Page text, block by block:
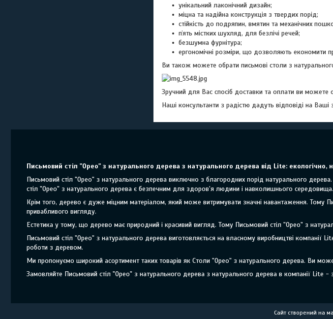
унікальний лаконічний дизайн;
міцна та надійна конструкція з твердих порід;
стійкість до подряпин, вмятин та механічних
пʼять містких шухляд, для безлічі речей;
безшумна фурнітура;
ергономічні розміри, що дозволяють економити
Ви також можете обрати письмові столи з
Зручний для Вас спосіб доставки та оплати ви
Наші консультанти з радістю дадуть відповіді на
Письмовий стіл "Орео" з натурального дерева з натурального дерева від Lite: екологічно,
Письмовий стіл "Орео" з натурального дерева виключно з благородних порід натурального
стіл "Орео" з натурального дерева є безпечним для здоров'я людини і навколишнього середовища.
Крім того, дерево є дуже міцним матеріалом, який може витримувати значні навантаження.
привабливого вигляду.
Естетика у тому, що дерево має природний і красивий вигляд. Тому Письмовий стіл "Орео" з
Письмовий стіл "Орео" з натурального дерева виготовляється на власному виробництві
роботи з деревом.
Ми пропонуємо широкий асортимент таких товарів як Столи "Орео" з натурального дерева. Ви
Замовляйте Письмовий стіл "Орео" з натурального дерева з натурального дерева в компанії
Сайт створений на